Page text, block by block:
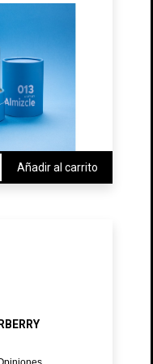
Añadir al carrito